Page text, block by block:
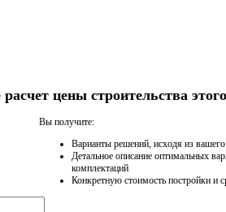
расчет цены строительства
Вы получите:
Варианты решений, исходя из
Детальное описание оптимальных
комплектаций
Конкретную стоимость постройки и